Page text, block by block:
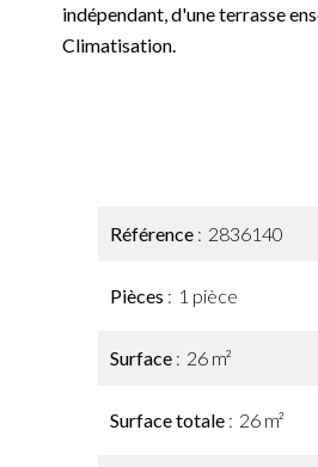
indépendant, d'une terrasse
Climatisation.
Référence 2836140
Pièces 1 pièce
Surface 26 m²
Surface totale 26 m²